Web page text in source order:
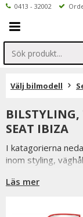
0413 - 32002
Välj bilmodell
SEAT IBIZA
I katagorierna
inom styling,
Är det något som
Läs mer